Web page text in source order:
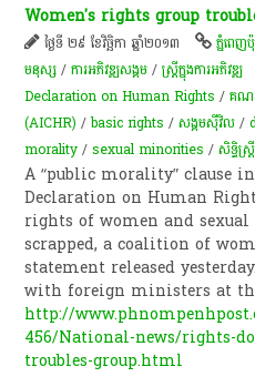
Women's rights group
ថ្ងៃទី ២៩ ខែវិច្ឆិកា ឆ្នាំ២០១៣ ភ្នំពេញ
មនុស្ស /ការ​អភិវឌ្ឍ​សង្គម /ស្ត្រីក្នុងការអភិវឌ្ឍ
Declaration on Human Rights /គណៈ
(AICHR) /basic rights /សង្គម​ស៊ីវិល /
morality /sexual minorities /សិទ្ធិស្ត្រី
A “public morality” clause
Declaration on Human
rights of women and
scrapped, a coalition of
statement released
with foreign ministers at
http://
456/National-news/rights-
troubles-group.html